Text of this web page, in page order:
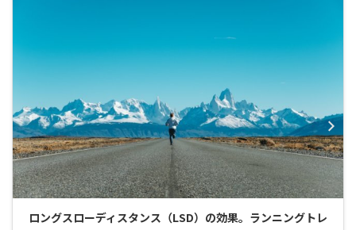
ロングスローディスタンス（LSD）の効果。ランニングトレ